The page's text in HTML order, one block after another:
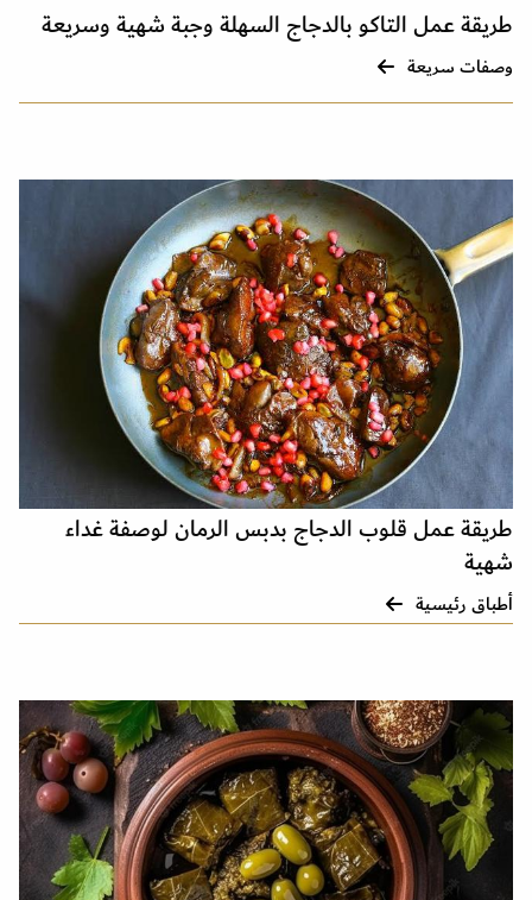
طريقة عمل التاكو بالدجاج السهلة وجبة شهية وسريعة
وصفات سريعة
طريقة عمل قلوب الدجاج بدبس الرمان لوصفة غداء
شهية
أطباق رئيسية